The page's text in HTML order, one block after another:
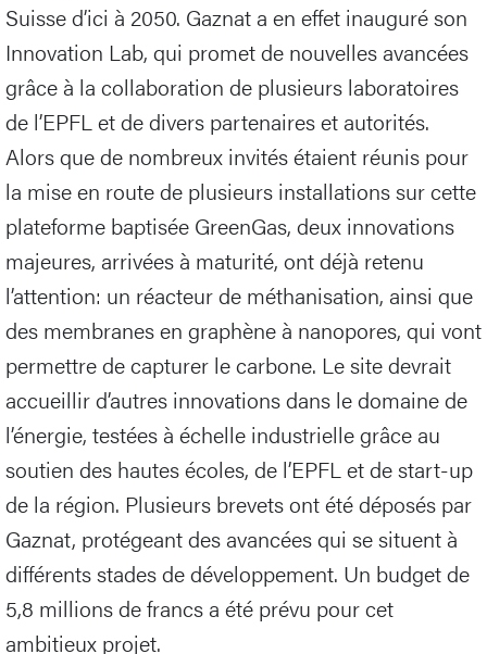
Suisse d’ici à 2050. Gaznat a en effet inauguré son
Innovation Lab, qui promet de nouvelles avancées
grâce à la collaboration de plusieurs laboratoires
de l’EPFL et de divers partenaires et autorités.
Alors que de nombreux invités étaient réunis pour
la mise en route de plusieurs installations sur cette
plateforme baptisée GreenGas, deux innovations
majeures, arrivées à maturité, ont déjà retenu
l’attention: un réacteur de méthanisation, ainsi que
des membranes en graphène à nanopores, qui vont
permettre de capturer le carbone. Le site devrait
accueillir d’autres innovations dans le domaine de
l’énergie, testées à échelle industrielle grâce au
soutien des hautes écoles, de l’EPFL et de start-up
de la région. Plusieurs brevets ont été déposés par
Gaznat, protégeant des avancées qui se situent à
différents stades de développement. Un budget de
5,8 millions de francs a été prévu pour cet
ambitieux projet.